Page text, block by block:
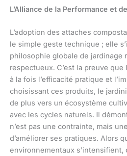
L’Alliance de la Performance et
L’adoption des attaches
le simple geste technique ; elle
philosophie globale de jardinage
respectueux. C’est la preuve
à la fois l’efficacité pratique et
choisissant ces produits, le
de plus vers un écosystème
avec les cycles naturels. Il
n’est pas une contrainte, mais
d’améliorer ses pratiques. Alors
environnementaux s’intensifient,